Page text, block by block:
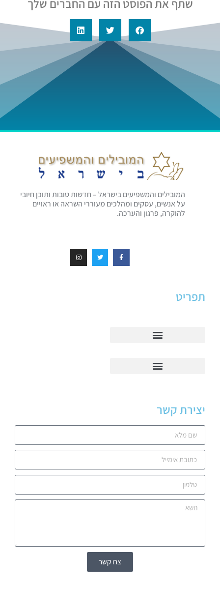
שתף את הפוסט הזה עם החברים שלך
המובילים והמשפיעים בישראל – חדשות טובות ותוכן חיובי
על אנשים, עסקים ומהלכים מעוררי השראה או ראויים
להוקרה, פרגון והערכה.
תפריט
יצירת קשר
צרו קשר